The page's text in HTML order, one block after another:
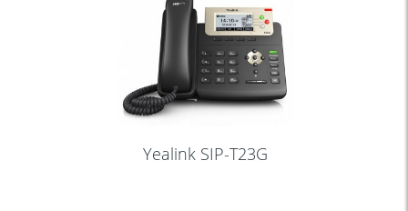
Yealink SIP-T23G